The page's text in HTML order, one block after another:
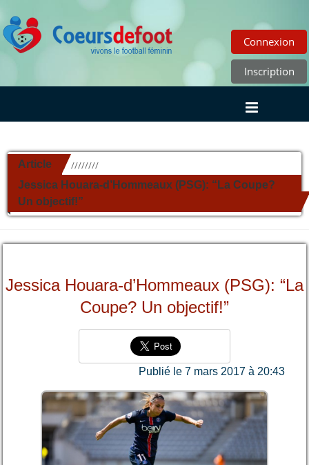
Connexion
Inscription
Article //////////
Jessica Houara-d’Hommeaux (PSG): “La Coupe?
Un objectif!”
Jessica Houara-d’Hommeaux (PSG): “La
Coupe? Un objectif!”
Publié le 7 mars 2017 à 20:43